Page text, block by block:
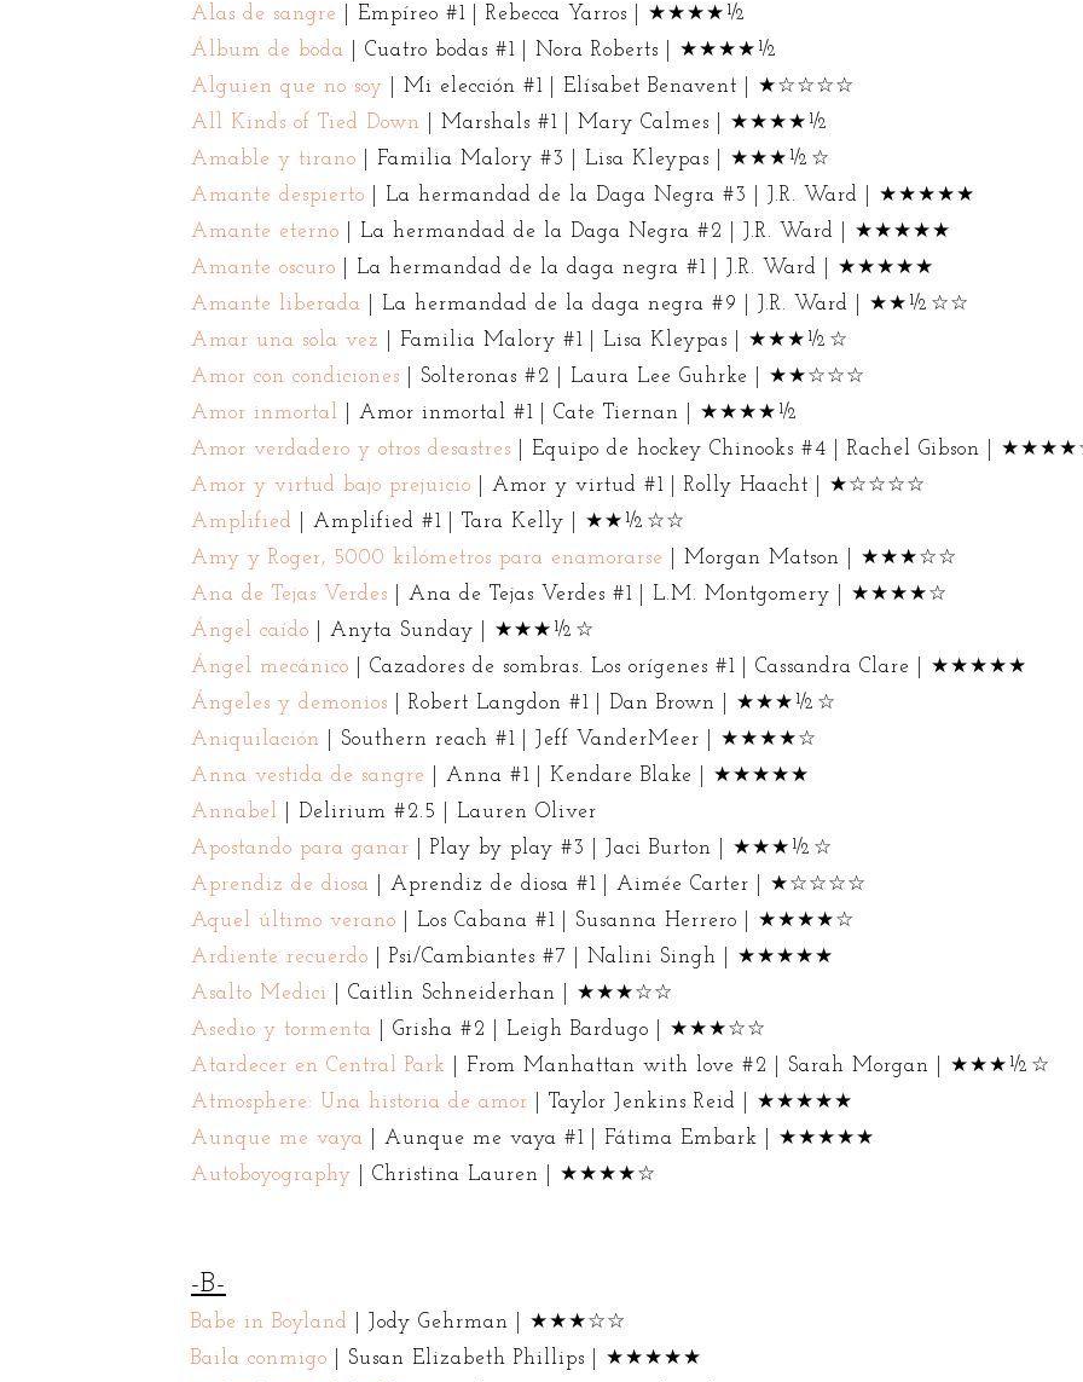
Alas de sangre
| Empíreo #1 | Rebecca Yarros | ★★★★½
Álbum de boda
| Cuatro bodas #1 | Nora Roberts | ★★★★½
Alguien que no soy | Mi elección #1 | Elísabet Benavent | ★☆☆☆☆
All Kinds of Tied Down
| Marshals #1 | Mary Calmes | ★★★★½
Amable y tirano | Familia Malory #3 | Lisa Kleypas | ★★★½☆
Amante despierto | La hermandad de la Daga Negra #3 | J.R. Ward | ★★★★★
Amante eterno | La hermandad de la Daga Negra #2 | J.R. Ward | ★★★★★
Amante oscuro | La hermandad de la daga negra #1 | J.R. Ward | ★★★★★
Amante liberada
| La hermandad de la daga negra #9 | J.R. Ward | ★★½☆☆
Amar una sola vez
| Familia Malory #1 | Lisa Kleypas | ★★★½☆
Amor con condiciones | Solteronas #2 | Laura Lee Guhrke | ★★☆☆☆
Amor inmortal
| Amor inmortal #1 | Cate Tiernan | ★★★★½
Amor verdadero y otros desastres | Equipo de hockey Chinooks #4 | Rachel Gibson |
Amor y virtud bajo prejuicio | Amor y virtud #1 | Rolly Haacht | ★☆☆☆☆
Amplified
| Amplified #1 | Tara Kelly | ★★½☆☆
Amy y Roger, 5000 kilómetros para enamorarse
| Morgan Matson | ★★★☆☆
Ana de Tejas Verdes | Ana de Tejas Verdes #1 | L.M. Montgomery | ★★★★☆
Ángel caído | Anyta Sunday | ★★★½☆
Ángel mecánico | Cazadores de sombras. Los orígenes #1 | Cassandra Clare | ★★★★★
Ángeles y demonios | Robert Langdon #1 | Dan Brown | ★★★½☆
Aniquilación
| Southern reach #1 | Jeff VanderMeer | ★★★★☆
Anna vestida de sangre
| Anna #1 | Kendare Blake | ★★★★★
Annabel
| Delirium #2.5 | Lauren Oliver
Apostando para ganar | Play by play #3 | Jaci Burton | ★★★½☆
Aprendiz de diosa
| Aprendiz de diosa #1 | Aimée Carter | ★☆☆☆☆
Aquel último verano | Los Cabana #1 | Susanna Herrero | ★★★★☆
Ardiente recuerdo | Psi/Cambiantes #7 | Nalini Singh | ★★★★★
Asalto Medici
| Caitlin Schneiderhan | ★★★☆☆
Asedio y tormenta
| Grisha #2 | Leigh Bardugo | ★★★☆☆
Atardecer en Central Park | From Manhattan with love #2 | Sarah Morgan | ★★★½☆
Atmosphere: Una historia de amor | Taylor Jenkins Reid | ★★★★★
Aunque me vaya
| Aunque me vaya #1 | Fátima Embark | ★★★★★
Autoboyography | Christina Lauren | ★★★★☆
-B-
Babe in Boyland
| Jody Gehrman | ★★★☆☆
Baila conmigo | Susan Elizabeth Phillips | ★★★★★